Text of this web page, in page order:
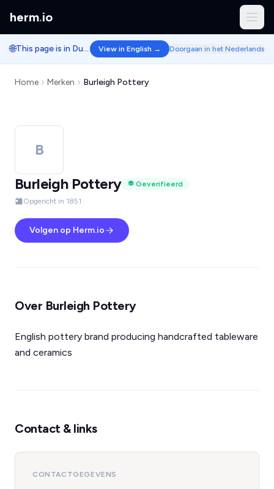
herm.io
🌐 This page is in Dutch. View in English → Doorgaan in het Nederlands
Home Merken Burleigh Pottery
B
Burleigh Pottery
Geverifieerd
Opgericht in 1851
Volgen op Herm.io
Over Burleigh Pottery
English pottery brand producing handcrafted tableware
and ceramics
Contact & links
CONTACTGEGEVENS